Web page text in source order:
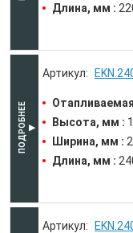
Длина, мм :
Высота, мм :
Ширина, мм :
Длина, мм :